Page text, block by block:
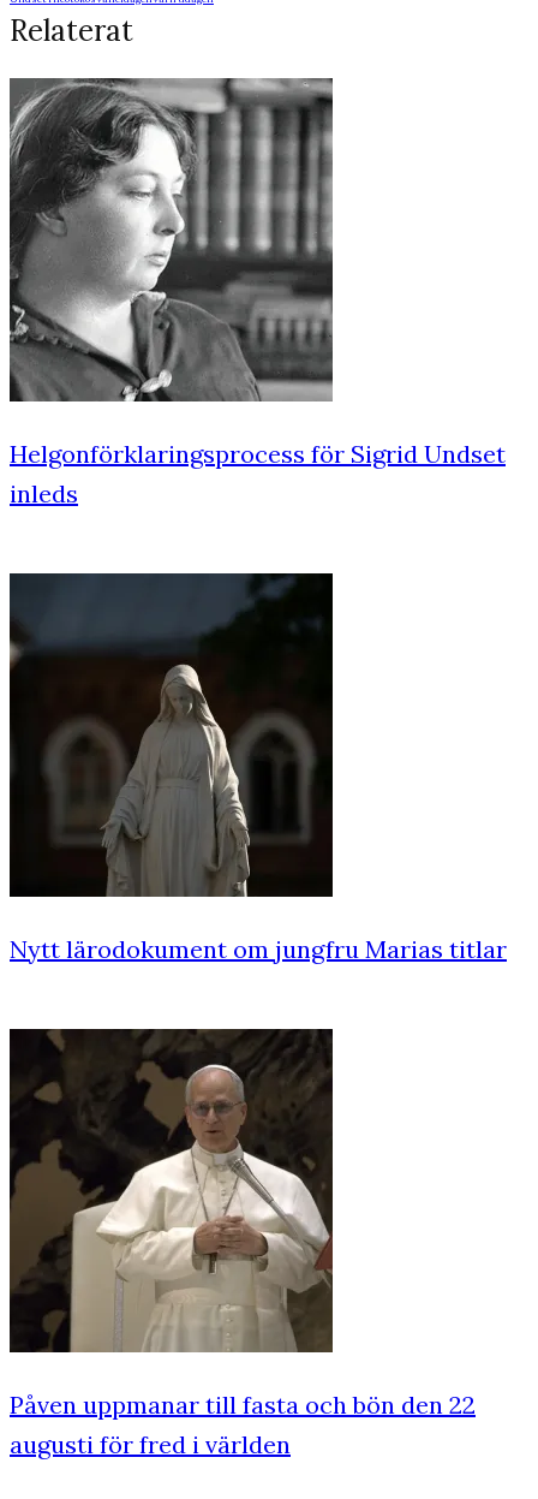
Relaterat
Helgonförklaringsprocess för Sigrid Undset
inleds
Nytt lärodokument om jungfru Marias titlar
Påven uppmanar till fasta och bön den 22
augusti för fred i världen